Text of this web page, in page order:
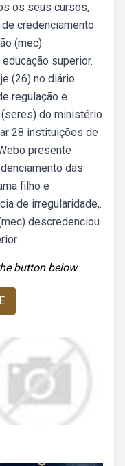
os seus cursos,
credenciamento
(mec)
superior.
(26) no diário
regulação e
do ministério
28 instituições de
presente
das
filho e
de irregularidade,.
descredenciou
button below.